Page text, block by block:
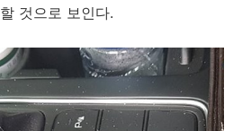
할 것으로 보인다.